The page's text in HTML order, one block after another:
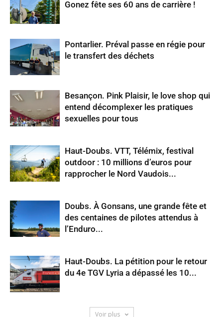
Gonez fête ses 60 ans de carrière !
Pontarlier. Préval passe en régie pour
le transfert des déchets
Besançon. Pink Plaisir, le love shop qui
entend décomplexer les pratiques
sexuelles pour tous
Haut-Doubs. VTT, Télémix, festival
outdoor : 10 millions d’euros pour
rapprocher le Nord Vaudois...
Doubs. À Gonsans, une grande fête et
des centaines de pilotes attendus à
l’Enduro...
Haut-Doubs. La pétition pour le retour
du 4e TGV Lyria a dépassé les 10...
Voir plus